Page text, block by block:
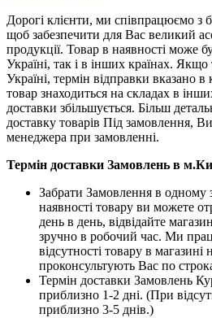
Дорогі клієнти, ми співпрацюємо з
щоб забезпечити для Вас великий
продукції. Товар в наявності може
Україні, так і в інших країнах. Якщо
Україні, термін відправки вказано
товар знаходиться на складах в
доставки збільшується. Більш
доставку товарів Під замовлення,
менеджера при замовленні.
Термін доставки Замовлень в
Забрати Замовлення в одному
наявності товару ви можете
день в день, відвідайте
зручно в робочий час. Ми
відсутності товару в магазині
проконсультують Вас по
Термін доставки Замовлень
приблизно 1-2 дні. (При
приблизно 3-5 днів.)